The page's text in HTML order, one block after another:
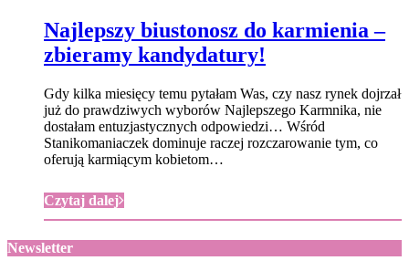
Najlepszy biustonosz do karmienia –
zbieramy kandydatury!
Gdy kilka miesięcy temu pytałam Was, czy nasz rynek dojrzał
już do prawdziwych wyborów Najlepszego Karmnika, nie
dostałam entuzjastycznych odpowiedzi… Wśród
Stanikomaniaczek dominuje raczej rozczarowanie tym, co
oferują karmiącym kobietom…
Czytaj dalej
Newsletter